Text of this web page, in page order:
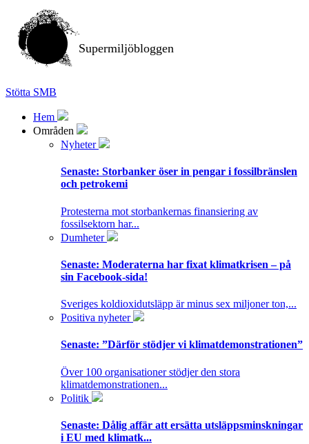
Supermiljöbloggen
Stötta SMB
Hem
Områden
Nyheter
Senaste: Storbanker öser in pengar i fossilbränslen
och petrokemi
Protesterna mot storbankernas finansiering av
fossilsektorn har...
Dumheter
Senaste: Moderaterna har fixat klimatkrisen – på
sin Facebook-sida!
Sveriges koldioxidutsläpp är minus sex miljoner ton,...
Positiva nyheter
Senaste: ”Därför stödjer vi klimatdemonstrationen”
Över 100 organisationer stödjer den stora
klimatdemonstrationen...
Politik
Senaste: Dålig affär att ersätta utsläppsminskningar
i EU med klimatk...